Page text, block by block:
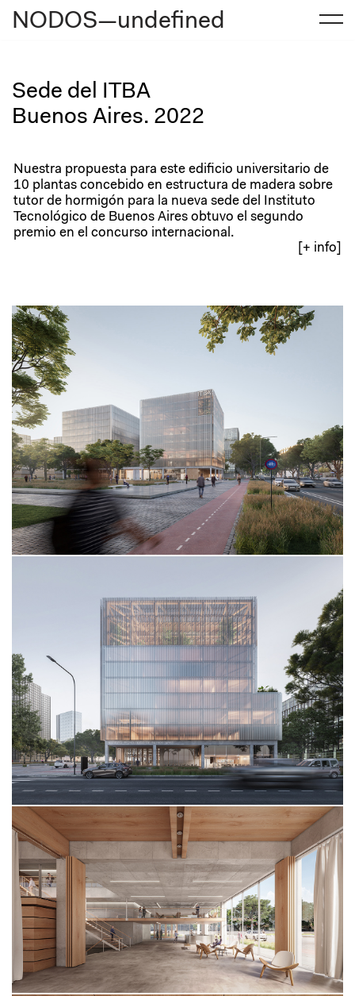
contenido
NODOS—undefined
Sede del ITBA
Buenos Aires. 2022
Nuestra propuesta para este edificio universitario de
10 plantas concebido en estructura de madera sobre
tutor de hormigón para la nueva sede del Instituto
Tecnológico de Buenos Aires obtuvo el segundo
premio en el concurso internacional.
[+ info]